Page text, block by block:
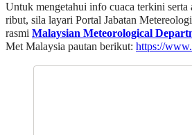
Untuk mengetahui info cuaca terkini serta
ribut, sila layari Portal Jabatan
rasmi Malaysian Meteorological
Met Malaysia pautan berikut: https://